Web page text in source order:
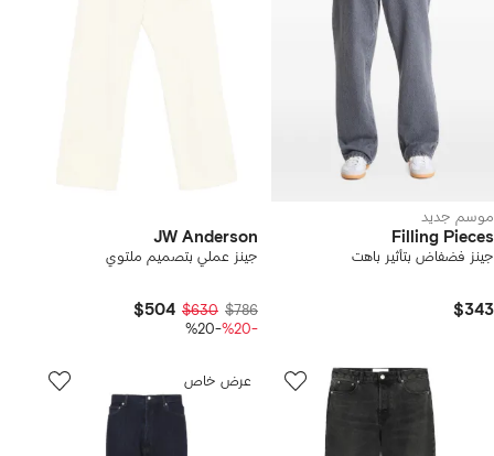
موسم جديد
Filling Pieces
جينز فضفاض بتأثير باهت
$343
JW Anderson
جينز عملي بتصميم ملتوي
$786
$630
$504
-%20
-%20
عرض خاص